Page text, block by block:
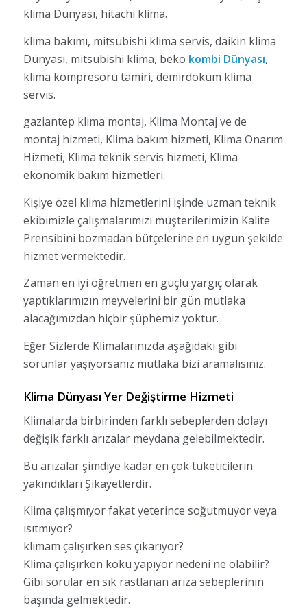
klima Dünyası, hitachi klima.
klima bakımı, mitsubishi klima servis, daikin klima
Dünyası, mitsubishi klima, beko kombi Dünyası,
klima kompresörü tamiri, demirdöküm klima
servis.
gaziantep klima montaj, Klima Montaj ve de
montaj hizmeti, Klima bakım hizmeti, Klima Onarım
Hizmeti, Klima teknik servis hizmeti, Klima
ekonomik bakım hizmetleri.
Kişiye özel klima hizmetlerini işinde uzman teknik
ekibimizle çalışmalarımızı müşterilerimizin Kalite
Prensibini bozmadan bütçelerine en uygun şekilde
hizmet vermektedir.
Zaman en iyi öğretmen en güçlü yargıç olarak
yaptıklarımızın meyvelerini bir gün mutlaka
alacağımızdan hiçbir şüphemiz yoktur.
Eğer Sizlerde Klimalarınızda aşağıdaki gibi
sorunlar yaşıyorsanız mutlaka bizi aramalısınız.
Klima Dünyası Yer Değiştirme Hizmeti
Klimalarda birbirinden farklı sebeplerden dolayı
değişik farklı arızalar meydana gelebilmektedir.
Bu arızalar şimdiye kadar en çok tüketicilerin
yakındıkları Şikayetlerdir.
Klima çalışmıyor fakat yeterince soğutmuyor veya
ısıtmıyor?
klimam çalışırken ses çıkarıyor?
Klima çalışırken koku yapıyor nedeni ne olabilir?
Gibi sorular en sık rastlanan arıza sebeplerinin
başında gelmektedir.